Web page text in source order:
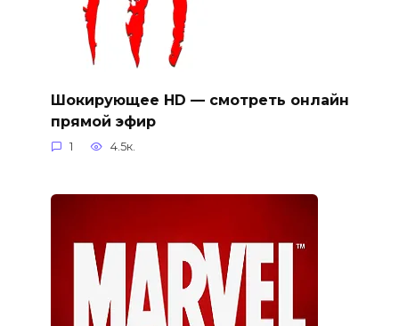
Шокирующее HD — смотреть онлайн
прямой эфир
1 4.5к.